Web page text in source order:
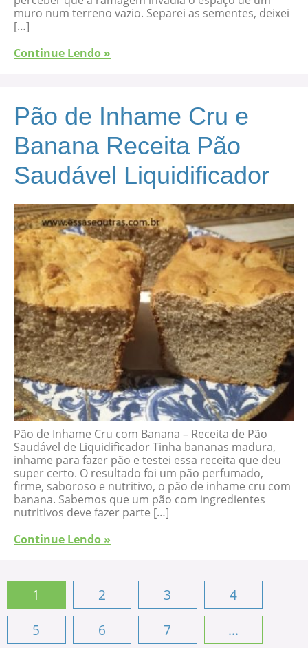
muro num terreno vazio. Separei as sementes, deixei
[…]
Continue Lendo »
Pão de Inhame Cru e
Banana Receita Pão
Saudável Liquidificador
Pão de Inhame Cru com Banana – Receita de Pão
Saudável de Liquidificador Tinha bananas madura,
inhame para fazer pão e testei essa receita que deu
super certo. O resultado foi um pão perfumado,
firme, saboroso e nutritivo, o pão de inhame cru com
banana. Sabemos que um pão com ingredientes
nutritivos deve fazer parte […]
Continue Lendo »
1 2 3
4
5
6 7
...